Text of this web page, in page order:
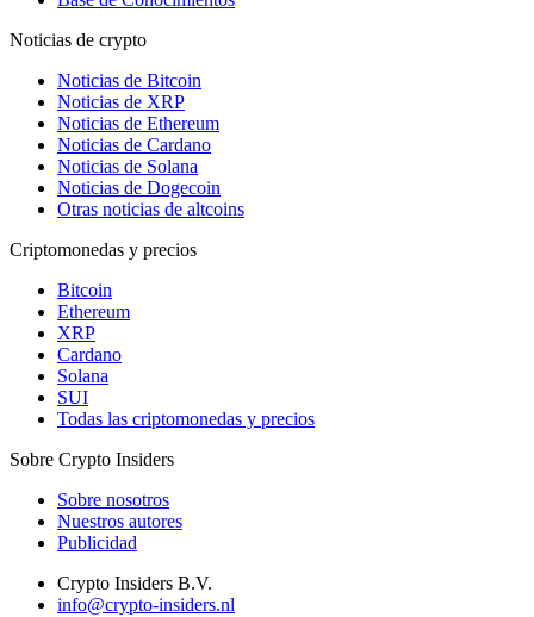
Noticias de crypto
Noticias de Bitcoin
Noticias de XRP
Noticias de Ethereum
Noticias de Cardano
Noticias de Solana
Noticias de Dogecoin
Otras noticias de altcoins
Criptomonedas y precios
Bitcoin
Ethereum
XRP
Cardano
Solana
SUI
Todas las criptomonedas y precios
Sobre Crypto Insiders
Sobre nosotros
Nuestros autores
Publicidad
Crypto Insiders B.V.
info@crypto-insiders.nl